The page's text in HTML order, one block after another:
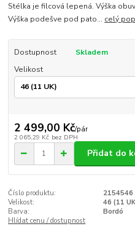
Stélka je filcová lepená. Výška
Výška podešve pod pato... celý
Dostupnost
Skladem
Velikost
2 499,00 Kč/pár
2 065,29 Kč bez DPH
Přidat do
Číslo produktu:
2154546
Velikost:
46 (11
Barva:
Bordó
Hlídat cenu / dostupnost